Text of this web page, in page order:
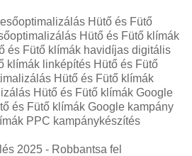
Hütő és Fütő
Hütő és Fütő klímák
és Fütő klímák havidíjas digitális
klímák linképítés Hütő és Fütő
Hütő és Fütő klímák
Hütő és Fütő klímák Google
és Fütő klímák Google kampány
PPC kampánykészítés
2025 - Robbantsa fel